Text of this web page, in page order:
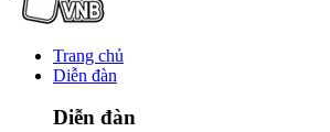
Trang chủ
Diễn đàn
Diễn đàn